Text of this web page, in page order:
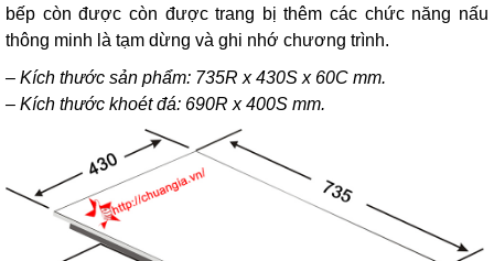
bếp còn được còn được trang bị thêm các chức năng nấu
thông minh là tạm dừng và ghi nhớ chương trình.
– Kích thước sản phẩm: 735R x 430S x 60C mm.
– Kích thước khoét đá: 690R x 400S mm.